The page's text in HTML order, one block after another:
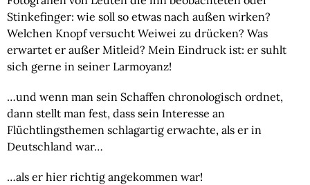
Stinkefinger: wie soll so etwas nach außen wirken?
Welchen Knopf versucht Weiwei zu drücken? Was
erwartet er außer Mitleid? Mein Eindruck ist: er suhlt
sich gerne in seiner Larmoyanz!
…und wenn man sein Schaffen chronologisch ordnet,
dann stellt man fest, dass sein Interesse an
Flüchtlingsthemen schlagartig erwachte, als er in
Deutschland war…
…als er hier richtig angekommen war!